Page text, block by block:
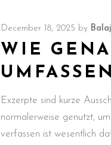
December 18, 2025 by
WIE
Exzerpte sind kurze
normalerweise genutzt,
verfassen ist wesentlich